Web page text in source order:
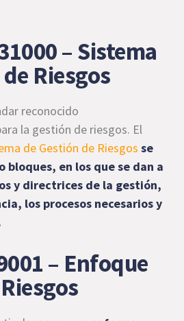
– Sistema
Riesgos
reconocido
la gestión de riesgos. El
de Gestión de Riesgos se
bloques, en los que se dan a
y directrices de la gestión,
los procesos necesarios y
– Enfoque